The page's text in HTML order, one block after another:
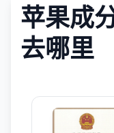
苹果成
去哪里